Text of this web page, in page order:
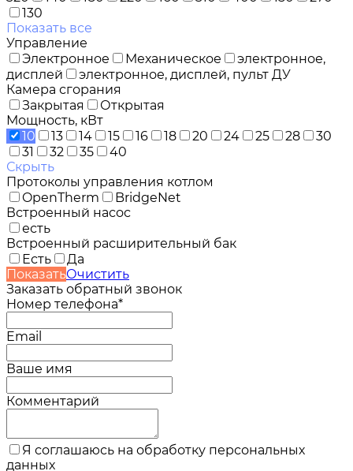
130
Показать все
Управление
Электронное
Механическое
электронное,
дисплей
электронное, дисплей, пульт ДУ
Камера сгорания
Закрытая
Открытая
Мощность, кВт
10
13 14 15 16 18 20 24 25 28
30
31
32 35
40
Скрыть
Протоколы управления котлом
OpenTherm
BridgeNet
Встроенный насос
есть
Встроенный расширительный бак
Есть
Да
ПоказатьОчистить
Заказать обратный звонок
Номер телефона*
Email
Ваше имя
Комментарий
Я соглашаюсь на обработку персональных
данных